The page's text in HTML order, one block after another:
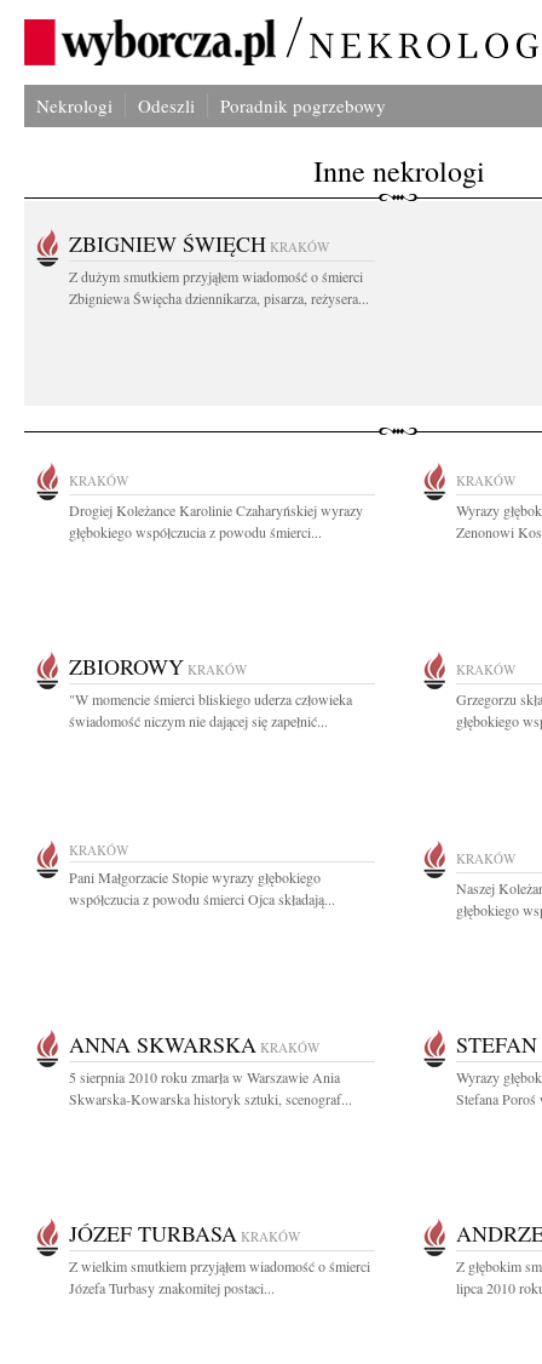
Nekrologi Odeszli Poradnik pogrzebowy
Inne nekrologi
ZBIGNIEW ŚWIĘCH KRAKÓW
Z dużym smutkiem przyjąłem wiadomość o śmierci
Zbigniewa Święcha dziennikarza, pisarza, reżysera...
KRAKÓW
Drogiej Koleżance Karolinie Czaharyńskiej wyrazy
głębokiego współczucia z powodu śmierci...
KRAKÓW
Wyrazy
Zenonowi
ZBIOROWY KRAKÓW
"W momencie śmierci bliskiego uderza człowieka
świadomość niczym nie dającej się zapełnić...
KRAKÓW
Grzegorzu
głębokiego
KRAKÓW
Pani Małgorzacie Stopie wyrazy głębokiego
współczucia z powodu śmierci Ojca składają...
KRAKÓW
Naszej
głębokiego
ANNA SKWARSKA KRAKÓW
5 sierpnia 2010 roku zmarła w Warszawie Ania
Skwarska-Kowarska historyk sztuki, scenograf...
STEFAN
Wyrazy
Stefana Poroś
JÓZEF TURBASA KRAKÓW
Z wielkim smutkiem przyjąłem wiadomość o śmierci
Józefa Turbasy znakomitej postaci...
Z głębokim
lipca 2010